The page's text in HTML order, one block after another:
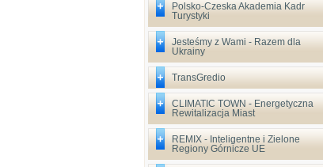
Polsko-Czeska Akademia Kadr
Turystyki
Jesteśmy z Wami - Razem dla
Ukrainy
TransGredio
CLIMATIC TOWN - Energetyczna
Rewitalizacja Miast
REMIX - Inteligentne i Zielone
Regiony Górnicze UE